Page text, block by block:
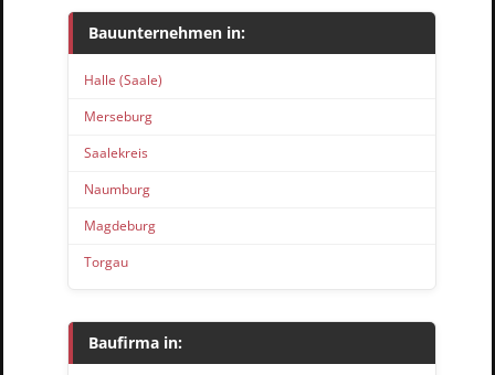
Bauunternehmen in:
Halle (Saale)
Merseburg
Saalekreis
Naumburg
Magdeburg
Torgau
Baufirma in: